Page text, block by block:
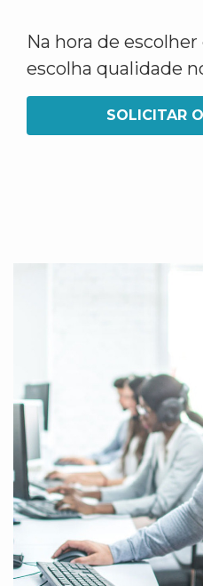
Na hora de
escolha qualidade
SOLICITAR